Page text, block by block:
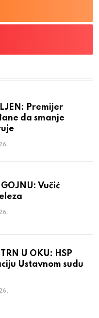
Premijer
da smanje
Vučić
U OKU: HSP
Ustavnom sudu